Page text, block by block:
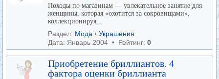
Походы по магазинам — увлекательное занятие для
женщины, которая «охотится за сокровищами»,
коллекционируя...
Раздел: Мода › Украшения
Дата: Январь 2004 • Рейтинг: 0
Приобретение бриллиантов. 4
фактора оценки бриллианта